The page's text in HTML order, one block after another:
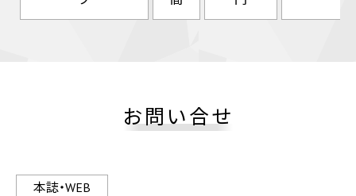
お問い合せ
本誌・WEB